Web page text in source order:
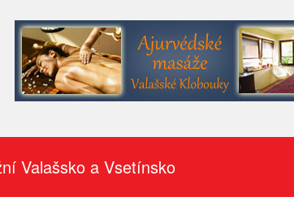
Valašsko a Vsetínsko